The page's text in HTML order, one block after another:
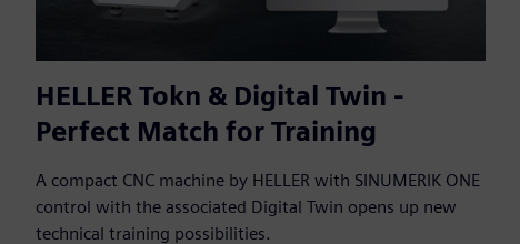
HELLER Tokn & Digital Twin -
Perfect Match for Training
A compact CNC machine by HELLER with SINUMERIK ONE
control with the associated Digital Twin opens up new
technical training possibilities.